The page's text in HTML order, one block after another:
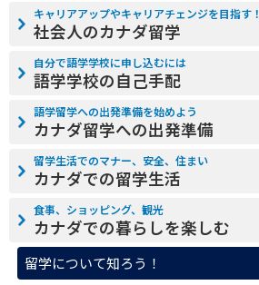
キャリアアップやキャリアチェンジを目指す！
社会人のカナダ留学
自分で語学学校に申し込むには
語学学校の自己手配
語学留学への出発準備を始めよう
カナダ留学への出発準備
留学生活でのマナー、安全、住まい
カナダでの留学生活
食事、ショッピング、観光
カナダでの暮らしを楽しむ
留学について知ろう！